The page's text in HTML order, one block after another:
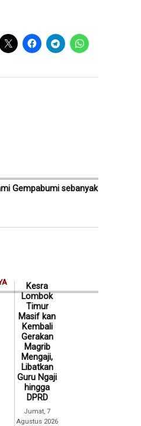
Gempabumi sebanyak
Kesra
Lombok
Timur
Masif kan
Kembali
Gerakan
Magrib
Mengaji,
Libatkan
Guru Ngaji
hingga
DPRD
Jumat, 7
Agustus 2026